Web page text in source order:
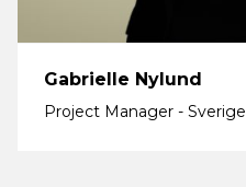
Gabrielle Nylund
Project Manager - Sverige